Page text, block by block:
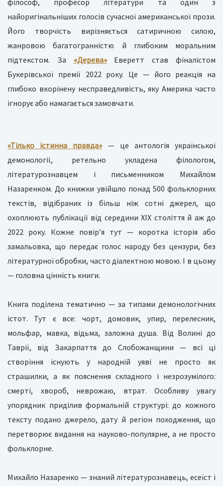
філософ, професор літератури та один з
найоригінальніших голосів сучасної американської прози.
Його творчість вирізняється сатиричною силою,
жанровою багатогранністю й глибоким моральним
підтекстом. За «Дерева»Еверетт став фіналістом
Букерівської премії 2022 року. Це — його реакція на
глибоко вкорінену несправедливість, яку Америка часто
ігнорує або намагається замовчати.
«Тілько істинна правда»— це антологія української
демонології, ретельно укладена філологом,
літературознавцем і письменником Михайлом
Назаренком. До книжки увійшло понад 500 фольклорних
текстів, відібраних із більш ніж сотні джерел, що
охоплюють публікації від середини ХІХ століття й аж до
2022 року. Кожне повір’я тут — коротка історія або
замальовка, що передає голос народу без цензури, без
літературної обробки, часто діалектною мовою. І в цьому
— головна цінність книги.
Книга поділена тематично — за типами демонологічних
істот. Тут є все: чорт, домовик, упир, перелесник,
мольфар, мавка, відьма, заложна душа. Від Волині до
Таврії, від Закарпаття до Слобожанщини — всі ці
створіння існують у народній уяві не просто як
страшилки, а як пояснення складного і незрозумілого:
смерті, хвороб, неврожаю, втрат. Особливу увагу
упорядник приділив формальній структурі: до кожного
тексту подано джерело, дату й регіон походження, що
перетворює видання на науково-популярне, а не просто
фольклорне.
Михайло Назаренко — знаний літературознавець, есеїст і